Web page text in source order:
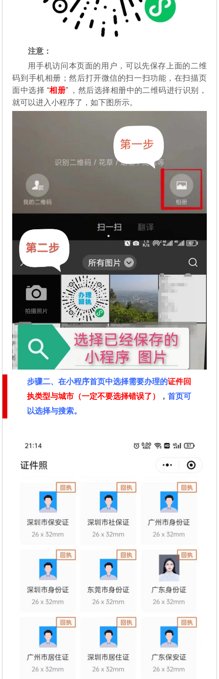
注意：
用手机访问本页面的用户，可以先保存上面的二维
码到手机相册；然后打开微信的扫一扫功能，在扫描页
面中选择 “相册” ，然后选择相册中的二维码进行识别，
就可以进入小程序了，如下图所示。
步骤二、在小程序首页中选择需要办理的证件回
执类型与城市（一定不要选择错误了）
，首页可
以选择与搜索。